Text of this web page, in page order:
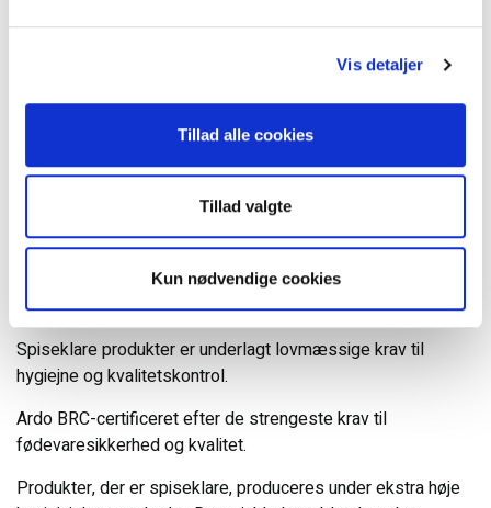
Vis detaljer
Tillad alle cookies
Tillad valgte
Kun nødvendige cookies
vejledning til korrekt håndtering, fødevaresikkerhed og
effektiv brug i foodservice. Vores produkter er mærket med
og anvendelse. Du kan altid finde den nødvendige
information direkte på poserne.
Spiseklare produkter
Ready to eat
Nogle af vores produkter er spiseklare og kræver ikke
behandling eller tilberedning efter optøning.
Spiseklare produkter er underlagt lovmæssige krav til
hygiejne og kvalitetskontrol.
Ardo BRC-certificeret efter de strengeste krav til
fødevaresikkerhed og kvalitet.
Produkter, der er spiseklare, produceres under ekstra høje